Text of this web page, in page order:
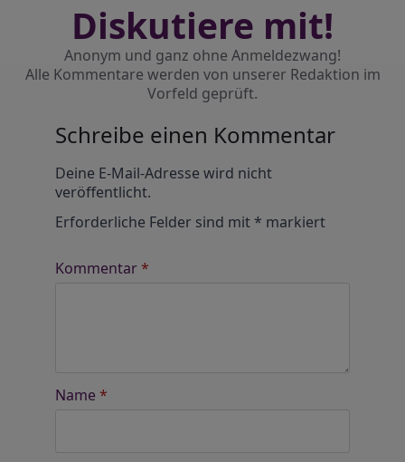
Diskutiere mit!
Anonym und ganz ohne Anmeldezwang!
Alle Kommentare werden von unserer Redaktion im
Vorfeld geprüft.
Schreibe einen Kommentar
Deine E-Mail-Adresse wird nicht
veröffentlicht.
Erforderliche Felder sind mit* markiert
Kommentar*
Name *